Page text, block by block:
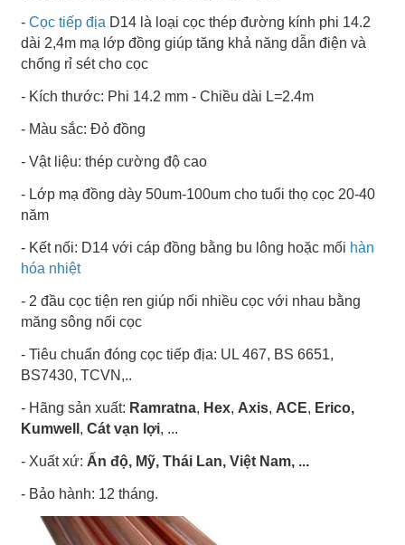
- Cọc tiếp địa D14 là loại cọc thép đường kính phi 14.2
dài 2,4m mạ lớp đồng giúp tăng khả năng dẫn điện và
chống rỉ sét cho cọc
- Kích thước: Phi 14.2 mm - Chiều dài L=2.4m
- Màu sắc: Đỏ đồng
- Vật liệu: thép cường độ cao
- Lớp mạ đồng dày 50um-100um cho tuổi thọ cọc 20-40
năm
- Kết nối: D14 với cáp đồng bằng bu lông hoặc mối hàn
hóa nhiệt
- 2 đầu cọc tiện ren giúp nối nhiều cọc với nhau bằng
măng sông nối cọc
- Tiêu chuẩn đóng cọc tiếp địa: UL 467, BS 6651,
BS7430, TCVN,..
- Hãng sản xuất: Ramratna, Hex, Axis, ACE, Erico,
Kumwell , Cát vạn lợi, ...
- Xuất xứ: Ấn độ, Mỹ, Thái Lan, Việt Nam, ...
- Bảo hành: 12 tháng.